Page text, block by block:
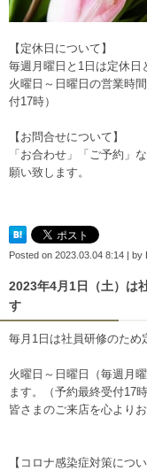
【定休日について】
毎週月曜日と1日は定休日
火曜日～日曜日の営業時
付17時）
【お問合せについて】
「お合わせ」「ご予約」な
願い致します。
Posted on 2023.03.04 8:14 by
2023年4月1日（土）は
す
毎月1日は社員研修のため
火曜日～日曜日（毎週月
ます。（予約最終受付17時
皆さまのご来店を心より
【コロナ感染症対策につい